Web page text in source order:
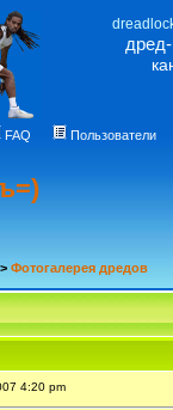
FAQ Пользователи
Фотогалерея дредов
4:20 pm